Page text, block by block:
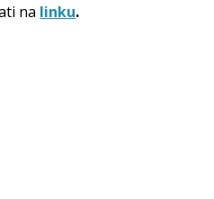
na linku.